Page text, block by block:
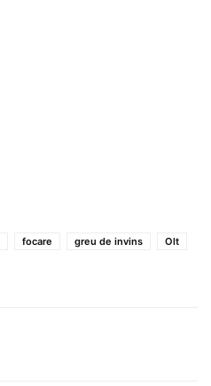
focare greu de invins
Olt